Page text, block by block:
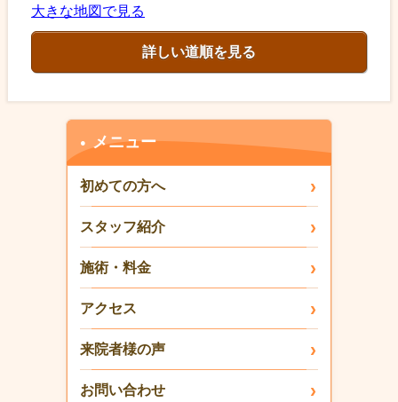
大きな地図で見る
詳しい道順を見る
メニュー
初めての方へ
スタッフ紹介
施術・料金
アクセス
来院者様の声
お問い合わせ